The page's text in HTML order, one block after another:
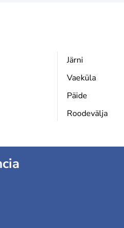
Järni
Vaeküla
Päide
Roodevälja